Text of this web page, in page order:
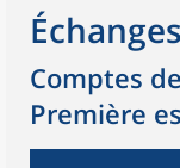
Comptes
Première